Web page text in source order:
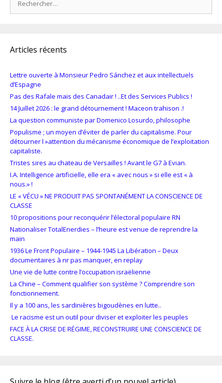
Articles récents
Lettre ouverte à Monsieur Pedro Sánchez et aux intellectuels
d’Espagne
Pas des Rafale mais des Canadair ! ..Et des Services Publics !
14 Juillet 2026 : le grand détournement ! Maceon trahison .!
La question communiste par Domenico Losurdo, philosophe
Populisme ; un moyen d’éviter de parler du capitalisme. Pour
détourner l »attention du mécanisme économique de l’exploitation
capitaliste.
Tristes sires au chateau de Versailles ! Avant le G7 à Evian.
I.A. Intelligence artificielle, elle era « avec nous » si elle est « à
nous.» !
LE « VÉCU » NE PRODUIT PAS SPONTANÉMENT LA CONSCIENCE DE
CLASSE
10 propositions pour reconquérir l’électoral populaire RN
Nationaliser TotalEnerdies – l’heure est venue de reprendre la
main
1936 Le Front Populaire – 1944-1945 La Libération – Deux
documentaires à nr pas manquer, en replay
Une vie de lutte contre l’occupation israëlienne
La Chine – Comment qualifier son système ? Comprendre son
fonctionnement.
Il y a 100 ans, les sardinières bigoudènes en lutte..
Le racisme est un outil pour diviser et exploiter les peuples
FACE À LA CRISE DE RÉGIME, RECONSTRUIRE UNE CONSCIENCE DE
CLASSE.